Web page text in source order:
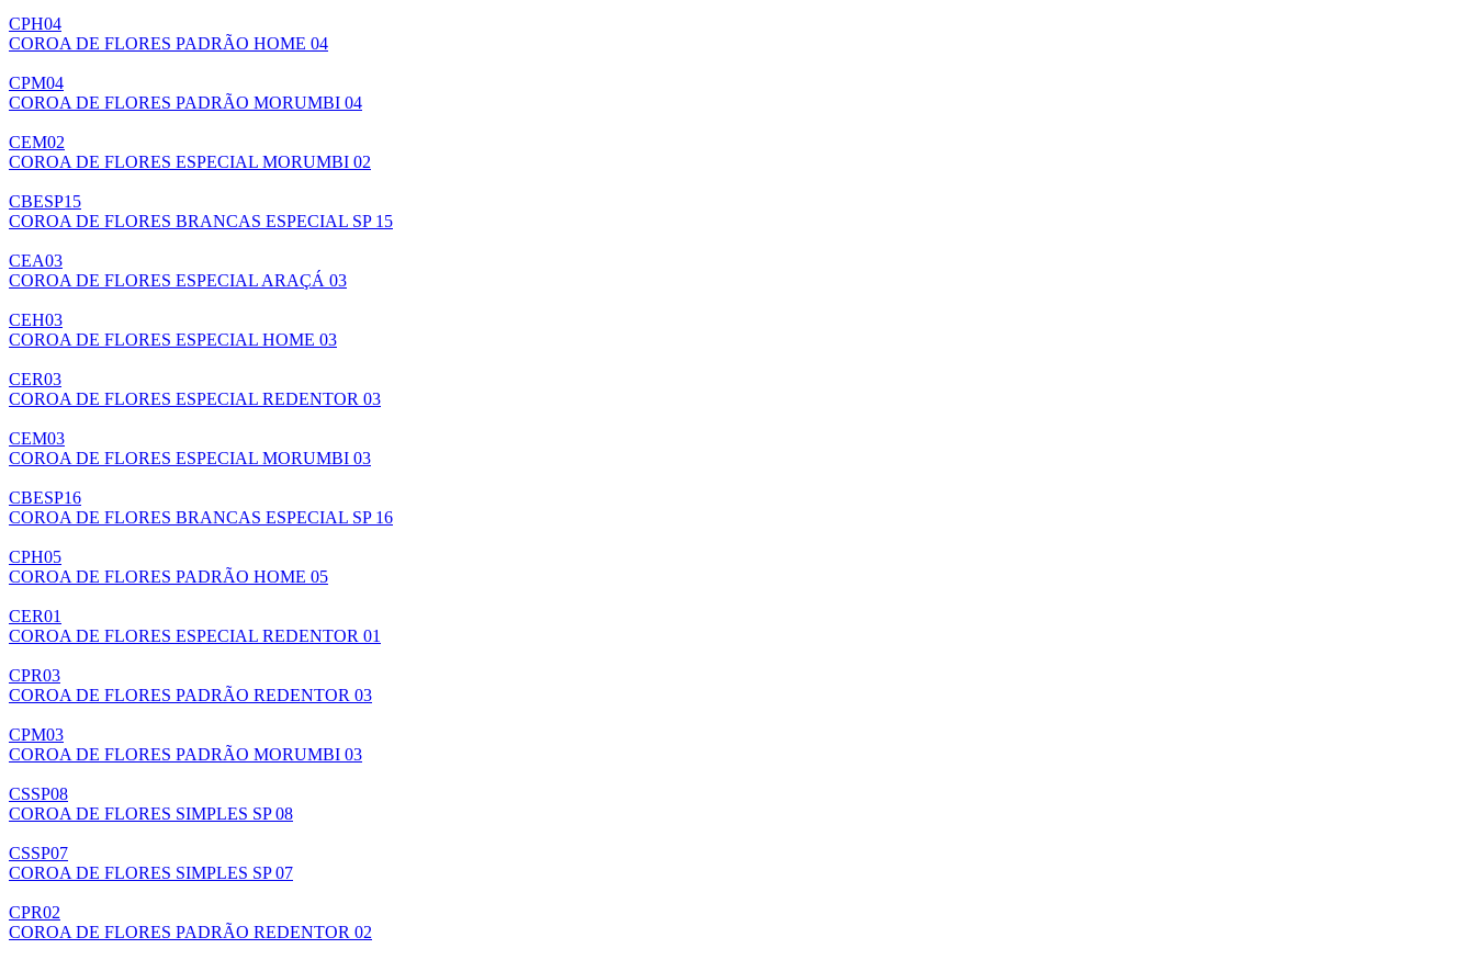
CPH04
COROA DE FLORES PADRÃO HOME 04
CPM04
COROA DE FLORES PADRÃO MORUMBI 04
CEM02
COROA DE FLORES ESPECIAL MORUMBI 02
CBESP15
COROA DE FLORES BRANCAS ESPECIAL SP 15
CEA03
COROA DE FLORES ESPECIAL ARAÇÁ 03
CEH03
COROA DE FLORES ESPECIAL HOME 03
CER03
COROA DE FLORES ESPECIAL REDENTOR 03
CEM03
COROA DE FLORES ESPECIAL MORUMBI 03
CBESP16
COROA DE FLORES BRANCAS ESPECIAL SP 16
CPH05
COROA DE FLORES PADRÃO HOME 05
CER01
COROA DE FLORES ESPECIAL REDENTOR 01
CPR03
COROA DE FLORES PADRÃO REDENTOR 03
CPM03
COROA DE FLORES PADRÃO MORUMBI 03
CSSP08
COROA DE FLORES SIMPLES SP 08
CSSP07
COROA DE FLORES SIMPLES SP 07
CPR02
COROA DE FLORES PADRÃO REDENTOR 02